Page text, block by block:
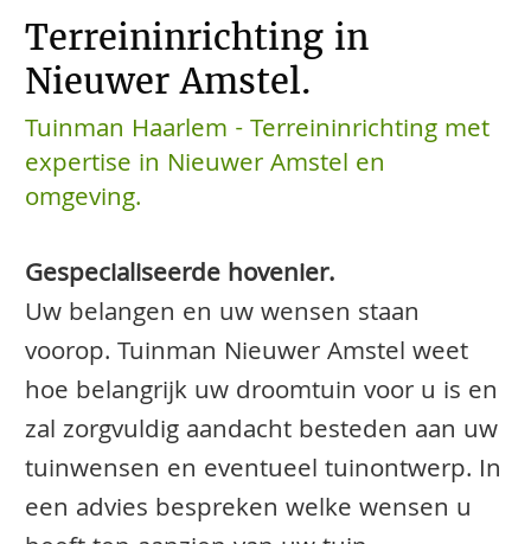
Terreininrichting in
Nieuwer Amstel.
Tuinman Haarlem - Terreininrichting met
expertise in Nieuwer Amstel en
omgeving.
Gespecialiseerde hovenier.
Uw belangen en uw wensen staan
voorop. Tuinman Nieuwer Amstel weet
hoe belangrijk uw droomtuin voor u is en
zal zorgvuldig aandacht besteden aan uw
tuinwensen en eventueel tuinontwerp. In
een advies bespreken welke wensen u